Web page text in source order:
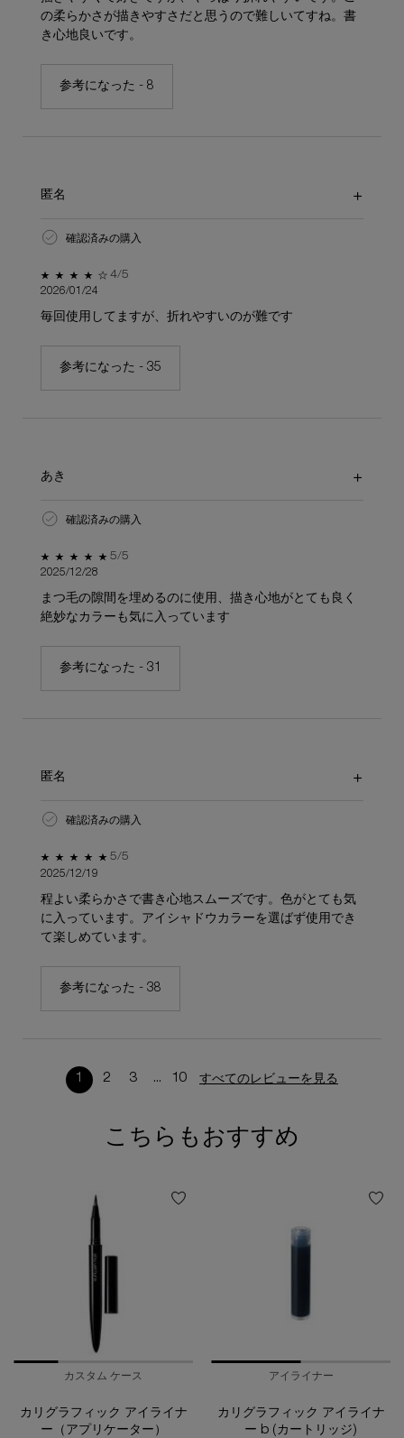
の柔らかさが描きやすさだと思うので難しいてすね。書
き心地良いです。
参考になった - 8
匿名
確認済みの購入
5星中4。
4/5
2026/01/24
毎回使用してますが、折れやすいのが難です
参考になった - 35
あき
確認済みの購入
5星中5。
5/5
2025/12/28
まつ毛の隙間を埋めるのに使用、描き心地がとても良く
絶妙なカラーも気に入っています
参考になった - 31
匿名
確認済みの購入
5星中5。
5/5
2025/12/19
程よい柔らかさで書き心地スムーズです。色がとても気
に入っています。アイシャドウカラーを選ばず使用でき
て楽しめています。
参考になった - 38
ページ 1/10。 現在のページ
1 2 3 ... 10 すべてのレビューを見る
こちらもおすすめ
カスタム ケース
カリグラフィック アイライナ
ー（アプリケーター）
アイライナー
カリグラフィック アイライナ
ー b (カートリッジ)